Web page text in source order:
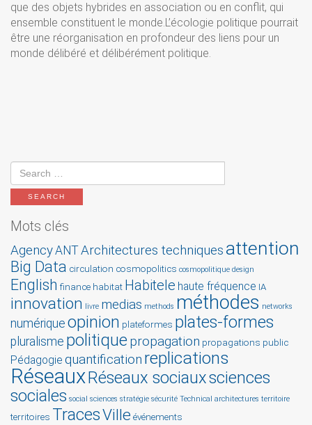
que des objets hybrides en association ou en conflit, qui
ensemble constituent le monde.L’écologie politique pourrait
être une réorganisation en profondeur des liens pour un
monde délibéré et délibérément politique.
Mots clés
AgencyANTArchitectures techniques attention
Big Data circulation cosmopolitics cosmopolitique design
English finance habitat Habitele haute fréquence IA
innovation livre medias methods méthodes networks
numérique opinion plateformes plates-formes
pluralisme politique propagation propagations public
Pédagogie quantification replications
RéseauxRéseaux sociauxsciences
sociales social sciences stratégie sécurité Technical architectures territoire
territoires TracesVille événements